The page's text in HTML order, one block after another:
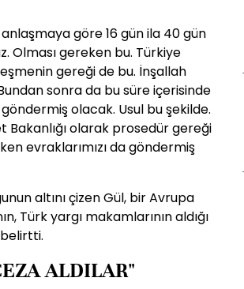
göre 16 gün ila 40 gün
Olması gereken bu. Türkiye
gereği de bu. İnşallah
sonra da bu süre içerisinde
olacak. Usul bu şekilde.
Bakanlığı olarak prosedür gereği
evraklarımızı da göndermiş
altını çizen Gül, bir Avrupa
Türk yargı makamlarının aldığı
ALDILAR"